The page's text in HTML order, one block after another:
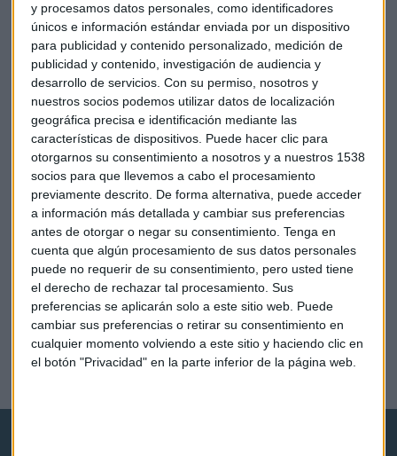
y procesamos datos personales, como identificadores
únicos e información estándar enviada por un dispositivo
para publicidad y contenido personalizado, medición de
publicidad y contenido, investigación de audiencia y
desarrollo de servicios. Con su permiso, nosotros y
nuestros socios podemos utilizar datos de localización
geográfica precisa e identificación mediante las
características de dispositivos. Puede hacer clic para
otorgarnos su consentimiento a nosotros y a nuestros 1538
socios para que llevemos a cabo el procesamiento
previamente descrito. De forma alternativa, puede acceder
a información más detallada y cambiar sus preferencias
antes de otorgar o negar su consentimiento. Tenga en
cuenta que algún procesamiento de sus datos personales
puede no requerir de su consentimiento, pero usted tiene
el derecho de rechazar tal procesamiento. Sus
preferencias se aplicarán solo a este sitio web. Puede
cambiar sus preferencias o retirar su consentimiento en
cualquier momento volviendo a este sitio y haciendo clic en
el botón "Privacidad" en la parte inferior de la página web.
INFORMACIÓN CAPITAL
Las noticias económicas del día
Redacción Capital Radio
ECONOMÍA
Elecciones Brasil: ¿ganará la izquierda pro empresa o
la estatalista?